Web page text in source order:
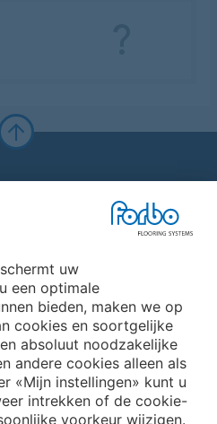
uw
een optimale
bieden, maken we op
cookies en soortgelijke
absoluut noodzakelijke
andere cookies alleen als
«Mijn instellingen» kunt u
intrekken of de cookie-
voorkeur wijzigen.